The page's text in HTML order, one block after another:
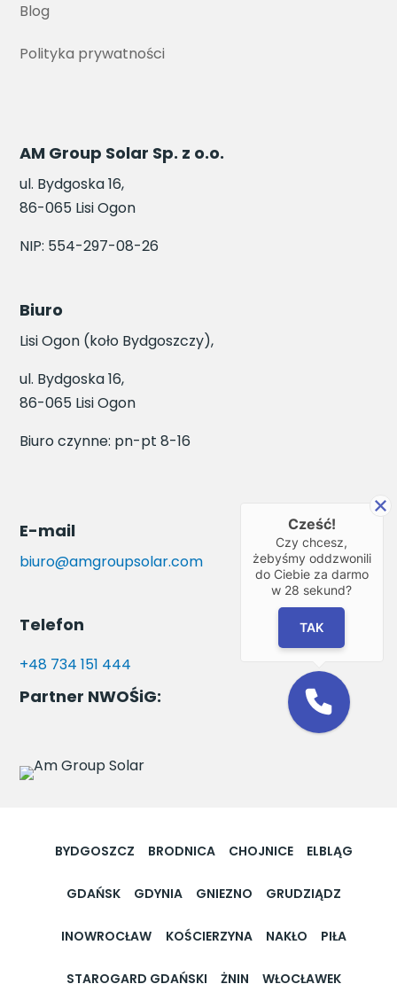
Blog
Polityka prywatności
AM Group Solar Sp. z o.o.
ul. Bydgoska 16,
86-065 Lisi Ogon
NIP: 554-297-08-26
Biuro
Lisi Ogon (koło Bydgoszczy),
ul. Bydgoska 16,
86-065 Lisi Ogon
Biuro czynne: pn-pt 8-16
E-mail
biuro@amgroupsolar.com
Telefon
+48 734 151 444
Partner NWOŚiG:
BYDGOSZCZ BRODNICA CHOJNICE ELBLĄG
GDAŃSK GDYNIA GNIEZNO GRUDZIĄDZ
INOWROCŁAW KOŚCIERZYNA NAKŁO PIŁA
STAROGARD GDAŃSKI ŻNIN WŁOCŁAWEK
Cześć!
Czy chcesz,
żebyśmy oddzwonili
do Ciebie za darmo
w 28 sekund?
TAK